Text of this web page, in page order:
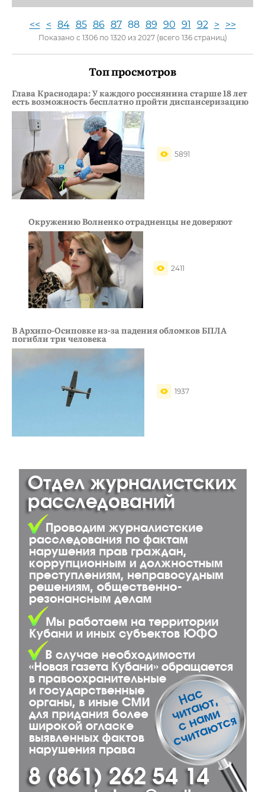
<< < 84 85 86 87 88 89 90 91 92 > >>
Показано с 1306 по 1320 из 2027 (всего 136 страниц)
Топ просмотров
Глава Краснодара: У каждого россиянина старше 18 лет
есть возможность бесплатно пройти диспансеризацию
5891
Окружению Волненко отрадненцы не доверяют
2411
В Архипо-Осиповке из-за падения обломков БПЛА
погибли три человека
1937